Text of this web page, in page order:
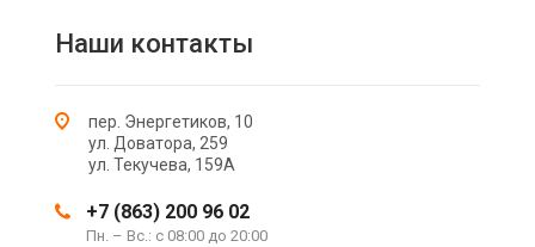
Наши контакты
пер. Энергетиков, 10
ул. Доватора, 259
ул. Текучева, 159А
+7 (863) 200 96 02
Пн. – Вс.: с 08:00 до 20:00